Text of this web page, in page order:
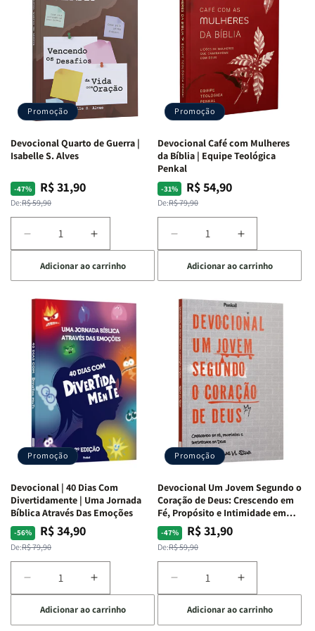
Promoção
Devocional Quarto de Guerra |
Isabelle S. Alves
-47%
Preço
normal
De:R$ 59,90
Preço
promocional
R$ 31,90
Diminuir
a
quantidade
de
Devocional
Quarto
de
Guerra
Isabelle
S.
Alves
Aumentar
a
quantidade
de
Devocional
Quarto
de
Guerra
|
Isabelle
S.
Alves
Adicionar ao carrinho
Promoção
Devocional Café com Mulheres
da Bíblia | Equipe Teológica
Penkal
-31%
Preço
normal
De:R$ 79,90
Preço
promocional
R$ 54,90
Diminuir
a
quantidade
de
Devocional
Café
com
Mulheres
da
Bíblia
Equipe
Teológica
Penkal
Aumentar
a
quantidade
de
Devocional
Café
com
Mulheres
da
Bíblia
|
Equipe
Teológica
Penkal
Adicionar ao carrinho
Promoção
Devocional | 40 Dias Com
Divertidamente | Uma Jornada
Bíblica Através Das Emoções
-56%
Preço
normal
De:R$ 79,90
Preço
promocional
R$ 34,90
Diminuir
a
quantidade
de
Aumentar
a
quantidade
de
Adicionar ao carrinho
Promoção
Devocional Um Jovem Segundo o
Coração de Deus: Crescendo em
Fé, Propósito e Intimidade em
Deus
-47%
Preço
normal
De:R$ 59,90
Preço
promocional
R$ 31,90
Diminuir
a
quantidade
de
Aumentar
a
quantidade
de
Adicionar ao carrinho